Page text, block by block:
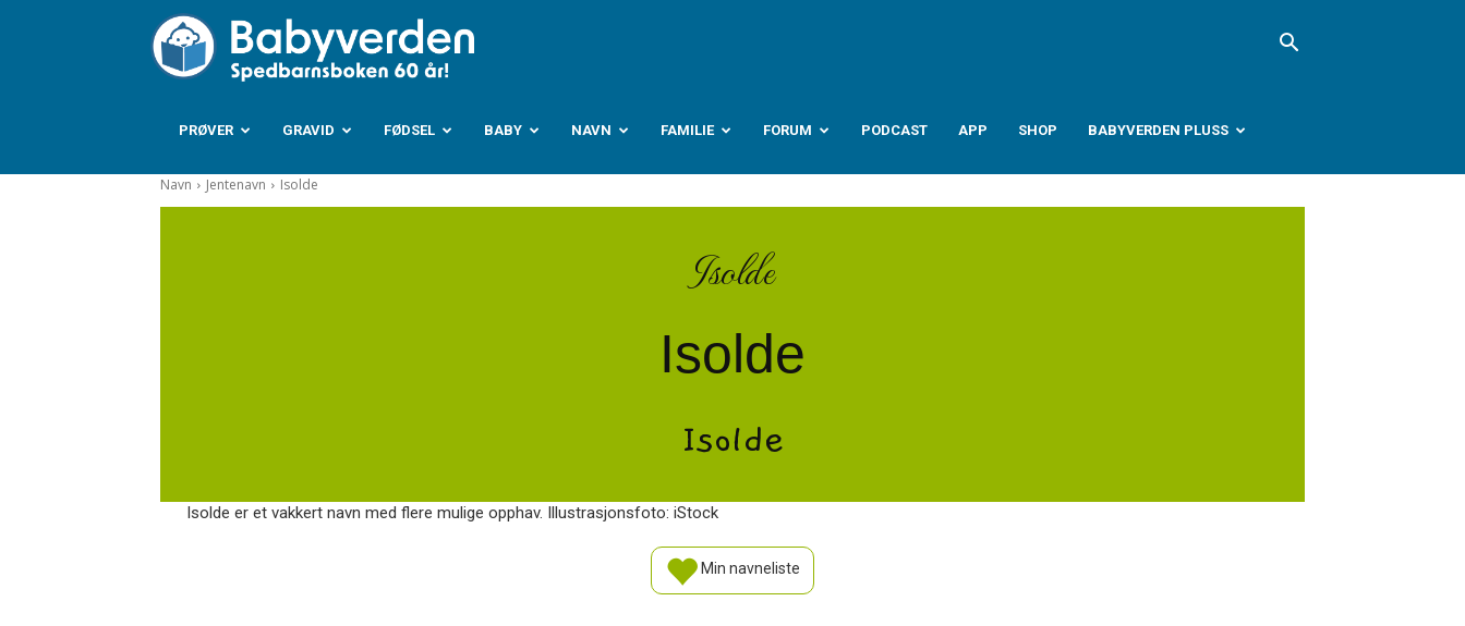
Babyverden.no
PRØVER GRAVID FØDSEL BABY NAVN FAMILIE FORUM PODCAST APP SHOP BABYVERDEN PLUSS
Navn Jentenavn Isolde
Isolde
Isolde
Isolde
Isolde er et vakkert navn med flere mulige opphav. Illustrasjonsfoto: iStock
Min navneliste